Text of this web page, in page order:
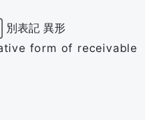
別表記 異形
form of receivable